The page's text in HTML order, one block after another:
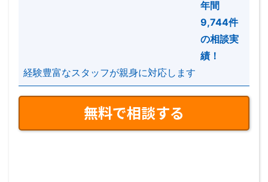
ーポリシーとして、以下の個人情報保護に対する基本
方針及び個人情報に関する公表事項を定め、公開いた
【個人情報保護に対する基本方針】
当社は、不動産仲介業をコアビジネスとして、本サー
ビスを提供しております。 全てのお客様に安心して
年間
9,744件
の相談実
績！
経験豊富なスタッフが親身に対応します